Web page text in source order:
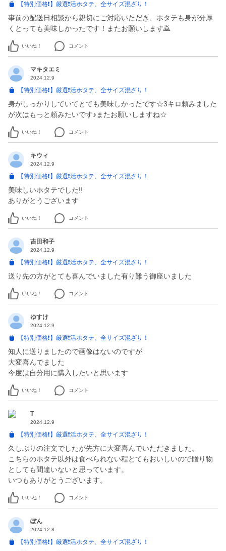
【特別価格❗️】厳選❗️活ホタテ、全サイズ混ざり！
事前の配送日相談から親切にご対応いただき、ホタテも身が分厚
くとっても美味しかったです！またお願いします🙇
いいね！ コメント
マキタエミ
2024.12.9
【特別価格❗️】厳選❗️活ホタテ、全サイズ混ざり！
身がしっかりしていてとても美味しかったです☆3キロ頼みました
が次はもっと頼みたいです♪またお願いしますね☆
いいね！ コメント
キウィ
2024.12.9
【特別価格❗️】厳選❗️活ホタテ、全サイズ混ざり！
美味しいホタテでした‼️
ありがとうございます
いいね！ コメント
吉田和子
2024.12.9
【特別価格❗️】厳選❗️活ホタテ、全サイズ混ざり！
送り先の方がとても喜んでいました有り難う御座いました
いいね！ コメント
ゆすけ
2024.12.9
【特別価格❗️】厳選❗️活ホタテ、全サイズ混ざり！
知人に送りましたので画像はないのですが
大変喜んでました
今度は自分用に購入したいと思います
いいね！ コメント
T
2024.12.9
【特別価格❗️】厳選❗️活ホタテ、全サイズ混ざり！
久しぶりの注文でしたが先方に大変喜んでいただきました。
こちらのホタテ以外は食べられない程とてもおいしいので贈り物
としても間違いないと思っています。
いつもありがとうございます。
いいね！ コメント
ぽん
2024.12.8
【特別価格❗️】厳選❗️活ホタテ、全サイズ混ざり！